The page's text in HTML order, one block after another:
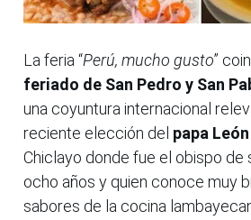
La feria “Perú, mucho gusto”
feriado de San Pedro y San
una coyuntura internacional
reciente elección del papa
Chiclayo donde fue el obispo de
ocho años y quien conoce muy
sabores de la cocina